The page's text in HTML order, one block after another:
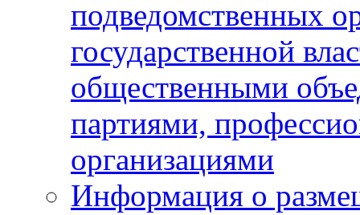
подведомственных
государственной
общественными
партиями,
организациями
Информация о